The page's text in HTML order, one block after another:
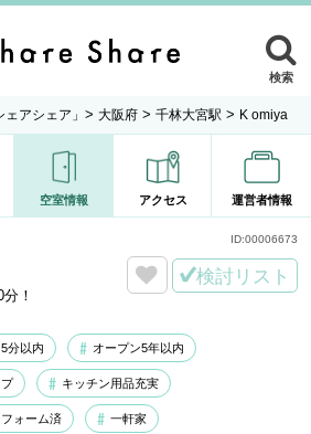
検索
アシェア」 > 大阪府 > 千林大宮駅 > K omiya
空室情報 アクセス 運営者情報
！
検討リスト
分以内 オープン5年以内
キッチン用品充実
フォーム済 一軒家
ID:00006673